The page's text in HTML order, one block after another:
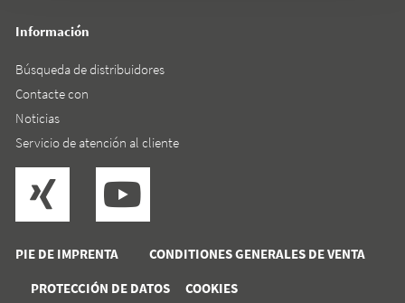
PIE DE IMPRENTA
CONDITIONES GENERALES DE VENTA
PROTECCIÓN DE DATOS
COOKIES
Información
Búsqueda de distribuidores
Contacte con
Noticias
Servicio de atención al cliente